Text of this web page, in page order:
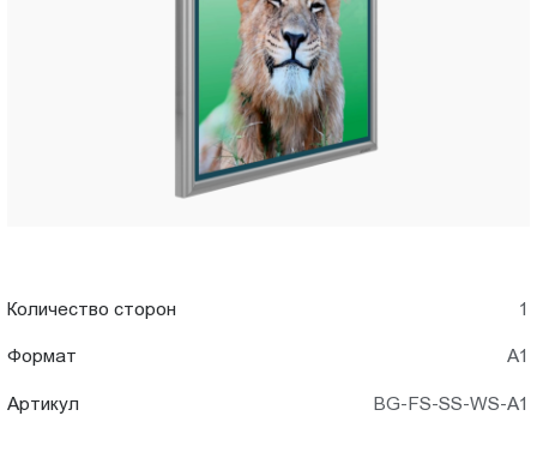
Новокузнецке
Количество сторон 1
Формат А1
Артикул BG-FS-SS-WS-A1